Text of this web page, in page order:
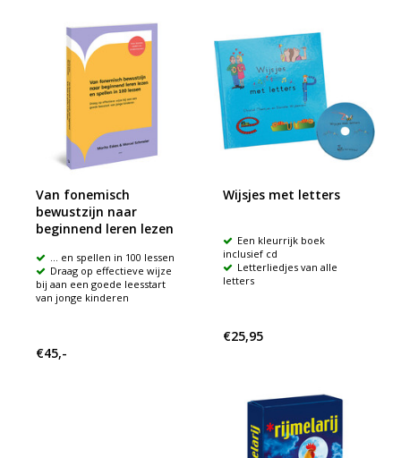
Van fonemisch
bewustzijn naar
beginnend leren lezen
... en spellen in 100 lessen
Draag op effectieve wijze
bij aan een goede leesstart
van jonge kinderen
€45,-
Wijsjes met letters
Een kleurrijk boek
inclusief cd
Letterliedjes van alle
letters
€25,95